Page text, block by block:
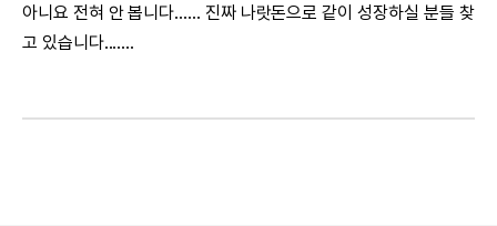
아니요 전혀 안 봅니다...... 진짜 나랏돈으로 같이 성장하실 분들 찾
고 있습니다.......